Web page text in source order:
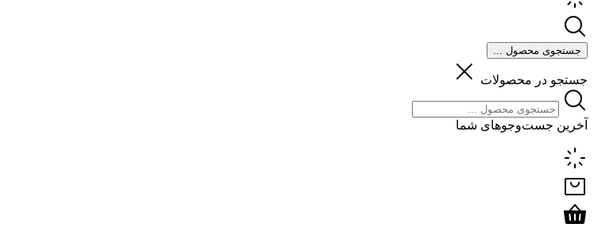
جستجوی محصول ...
جستجو در محصولات
آخرین جست‌وجوهای شما